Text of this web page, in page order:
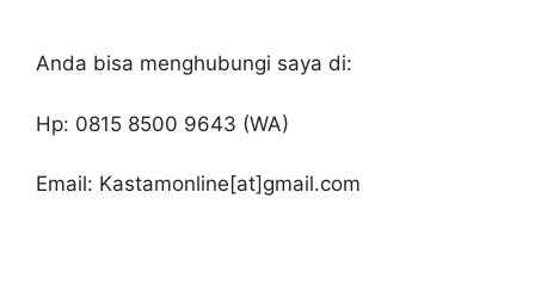
Anda bisa menghubungi saya di:
Hp: 0815 8500 9643 (WA)
Email: Kastamonline[at]gmail.com